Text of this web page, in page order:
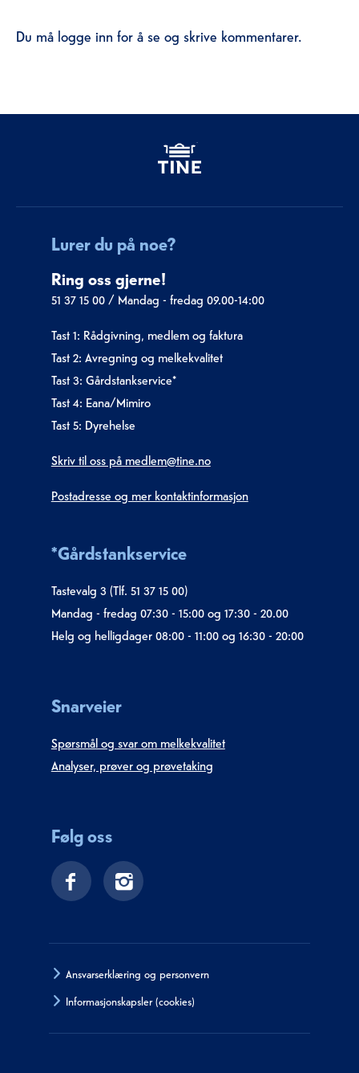
Du må logge inn for å se og skrive kommentarer.
Lurer du på noe?
Ring oss gjerne!
51 37 15 00/ Mandag - fredag 09.00-14:00
Tast 1: Rådgivning, medlem og faktura
Tast 2: Avregning og melkekvalitet
Tast 3: Gårdstankservice*
Tast 4: Eana/Mimiro
Tast 5: Dyrehelse
Skriv til oss på medlem@tine.no
Postadresse og mer kontaktinformasjon
*Gårdstankservice
Tastevalg 3 (Tlf. 51 37 15 00)
Mandag - fredag 07:30 - 15:00 og 17:30 - 20.00
Helg og helligdager 08:00 - 11:00 og 16:30 - 20:00
Snarveier
Spørsmål og svar om melkekvalitet
Analyser, prøver og prøvetaking
Følg oss
Ansvarserklæring og personvern
Informasjonskapsler (cookies)